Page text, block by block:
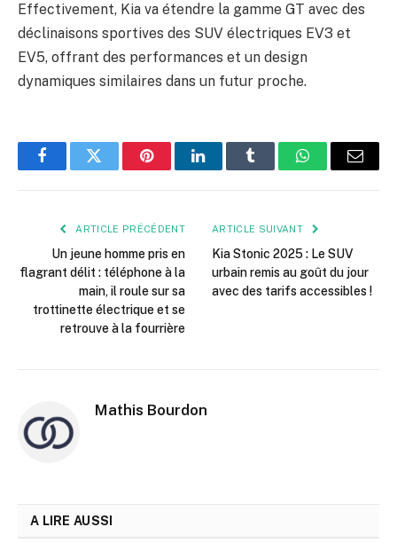
Effectivement, Kia va étendre la gamme GT avec des
déclinaisons sportives des SUV électriques EV3 et
EV5, offrant des performances et un design
dynamiques similaires dans un futur proche.
FacebookTwitter PinterestLinkedInTumblr WhatsApp
E-
ARTICLE PRÉCÉDENT
Un jeune homme pris en
flagrant délit : téléphone à la
main, il roule sur sa
trottinette électrique et se
retrouve à la fourrière
ARTICLE SUIVANT
Kia Stonic 2025 : Le SUV
urbain remis au goût du jour
avec des tarifs accessibles !
Mathis Bourdon
A LIRE AUSSI